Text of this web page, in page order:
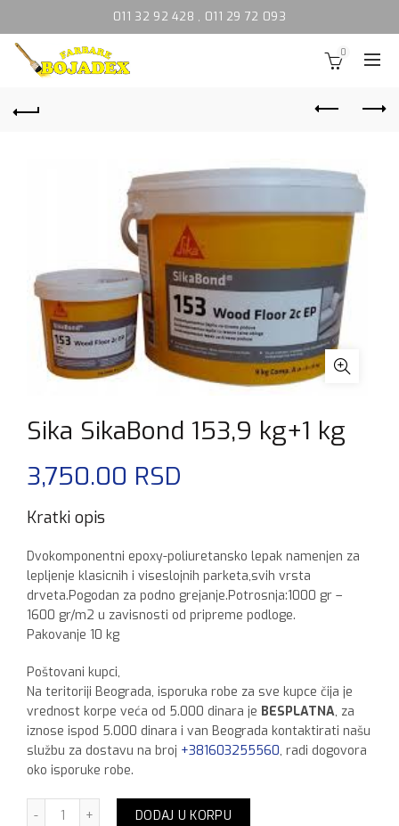
011 32 92 428 , 011 29 72 093
0
Sika SikaBond 153,9 kg+1 kg
3,750.00 RSD
Kratki opis
Dvokomponentni epoxy-poliuretansko lepak namenjen za
lepljenje klasicnih i viseslojnih parketa,svih vrsta
drveta.Pogodan za podno grejanje.Potrosnja:1000 gr –
1600 gr/m2 u zavisnosti od pripreme podloge.
Pakovanje 10 kg
Poštovani kupci,
Na teritoriji Beograda, isporuka robe za sve kupce čija je
vrednost korpe veća od 5.000 dinara je BESPLATNA, za
iznose ispod 5.000 dinara i van Beograda kontaktirati našu
službu za dostavu na broj +381603255560, radi dogovora
oko isporuke robe.
Sika SikaBond 153,9 kg+1 kg količina
DODAJ U KORPU